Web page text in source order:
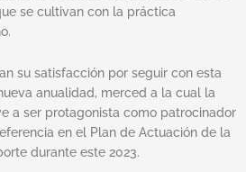
se cultivan con la práctica
su satisfacción por seguir con esta
anualidad, merced a la cual la
a ser protagonista como patrocinador
en el Plan de Actuación de la
durante este 2023.